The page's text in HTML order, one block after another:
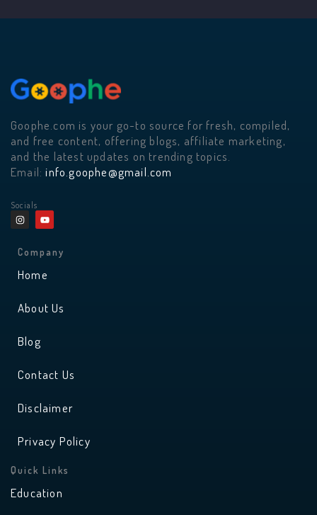
Goophe.com is your go-to source for fresh, compiled,
and free content, offering blogs, affiliate marketing,
and the latest updates on trending topics.
Email:info.goophe@gmail.com
Socials
I
n
s
a
r
a
Y
o
u
u
Company
Home
About Us
Blog
Contact Us
Disclaimer
Privacy Policy
Quick Links
Education